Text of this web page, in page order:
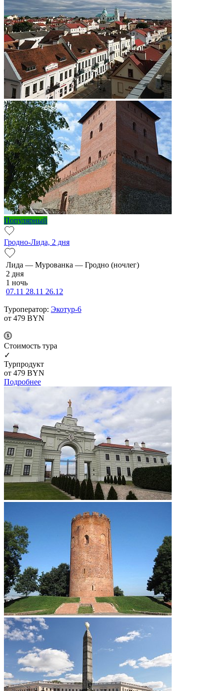
Популярный
Гродно-Лида, 2 дня
Ли­да — Мурованка — Грод­но (ночлег)
2 дня
1 ночь
07.11 28.11 26.12
Туроператор: Экотур-6
от 479 BYN
Cтоимость тура
✓
Турпродукт
от 479 BYN
Подробнее